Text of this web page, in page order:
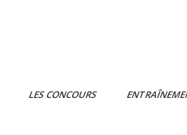
LES CONCOURS